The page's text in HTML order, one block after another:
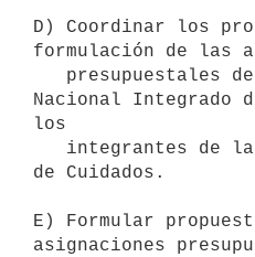
D) Coordinar los
formulación de las
Nacional Integrado
los
de Cuidados.
E) Formular
asignaciones